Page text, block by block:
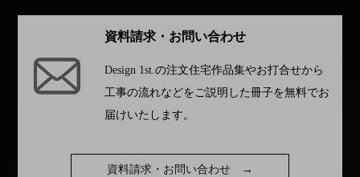
資料請求・お問い合わせ
Design 1st.の注文住宅作品集やお打合せから
工事の流れなどをご説明した冊子を無料でお
届けいたします。
資料請求・お問い合わせ →